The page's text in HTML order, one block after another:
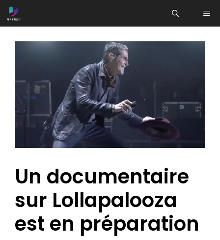
Aller
au
Un documentaire
sur Lollapalooza
est en préparation